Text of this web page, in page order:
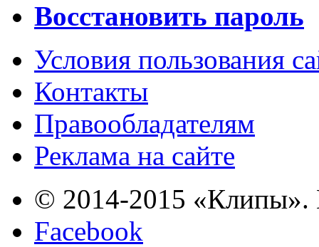
Восстановить пароль
Условия пользования
Контакты
Правообладателям
Реклама на сайте
© 2014-2015 «Клипы».
Facebook